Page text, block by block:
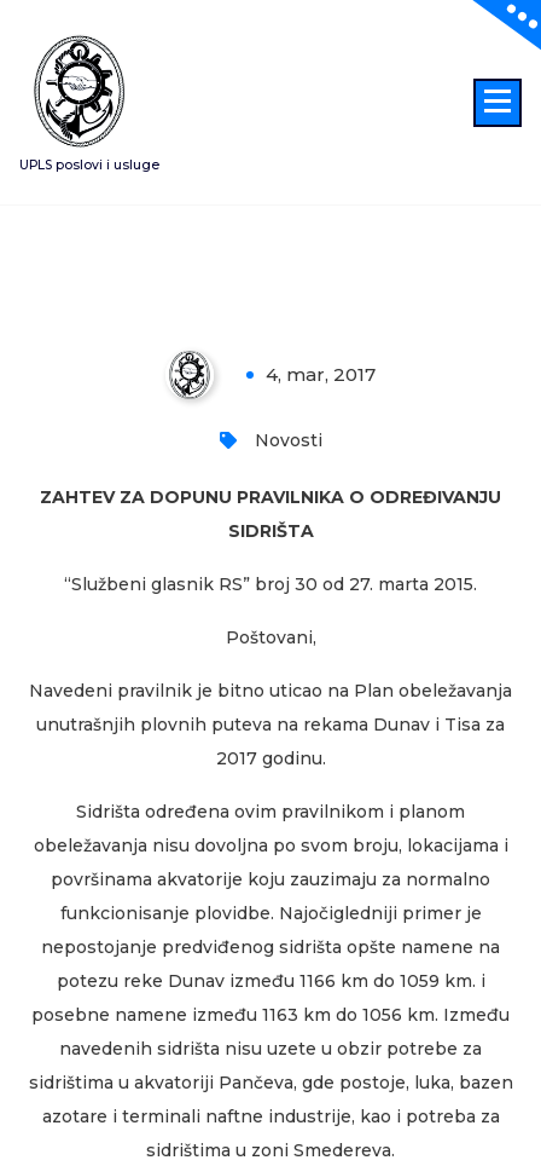
sadržaj
UPLS poslovi i usluge
4, mar, 2017
Novosti
ZAHTEV ZA DOPUNU PRAVILNIKA O ODREĐIVANJU
SIDRIŠTA
“Službeni glasnik RS” broj 30 od 27. marta 2015.
Poštovani,
Navedeni pravilnik je bitno uticao na Plan obeležavanja
unutrašnjih plovnih puteva na rekama Dunav i Tisa za
2017 godinu.
Sidrišta određena ovim pravilnikom i planom
obeležavanja nisu dovoljna po svom broju, lokacijama i
površinama akvatorije koju zauzimaju za normalno
funkcionisanje plovidbe. Najočigledniji primer je
nepostojanje predviđenog sidrišta opšte namene na
potezu reke Dunav između 1166 km do 1059 km. i
posebne namene između 1163 km do 1056 km. Između
navedenih sidrišta nisu uzete u obzir potrebe za
sidrištima u akvatoriji Pančeva, gde postoje, luka, bazen
azotare i terminali naftne industrije, kao i potreba za
sidrištima u zoni Smedereva.